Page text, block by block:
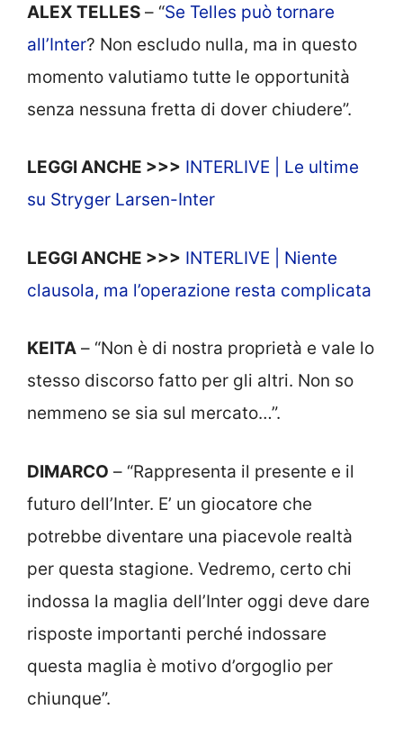
ALEX TELLES – “Se Telles può tornare
all’Inter? Non escludo nulla, ma in questo
momento valutiamo tutte le opportunità
senza nessuna fretta di dover chiudere”.
LEGGI ANCHE >>> INTERLIVE | Le ultime
su Stryger Larsen-Inter
LEGGI ANCHE >>> INTERLIVE | Niente
clausola, ma l’operazione resta complicata
KEITA – “Non è di nostra proprietà e vale lo
stesso discorso fatto per gli altri. Non so
nemmeno se sia sul mercato…”.
DIMARCO – “Rappresenta il presente e il
futuro dell’Inter. E’ un giocatore che
potrebbe diventare una piacevole realtà
per questa stagione. Vedremo, certo chi
indossa la maglia dell’Inter oggi deve dare
risposte importanti perché indossare
questa maglia è motivo d’orgoglio per
chiunque”.